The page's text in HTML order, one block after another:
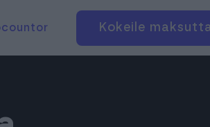
Kokeile
verkkosivuilta
Kirjaudu